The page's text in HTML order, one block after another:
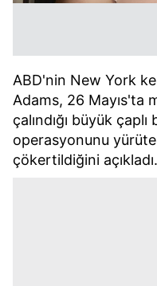
ABD'nin New York
Adams, 26 Mayıs'ta
çalındığı büyük çaplı
operasyonunu
çökertildiğini açıkladı.